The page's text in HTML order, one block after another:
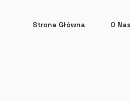
Strona Główna O